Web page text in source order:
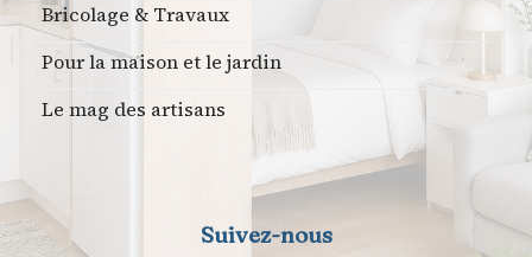
Bricolage & Travaux
Pour la maison et le jardin
Le mag des artisans
Suivez-nous